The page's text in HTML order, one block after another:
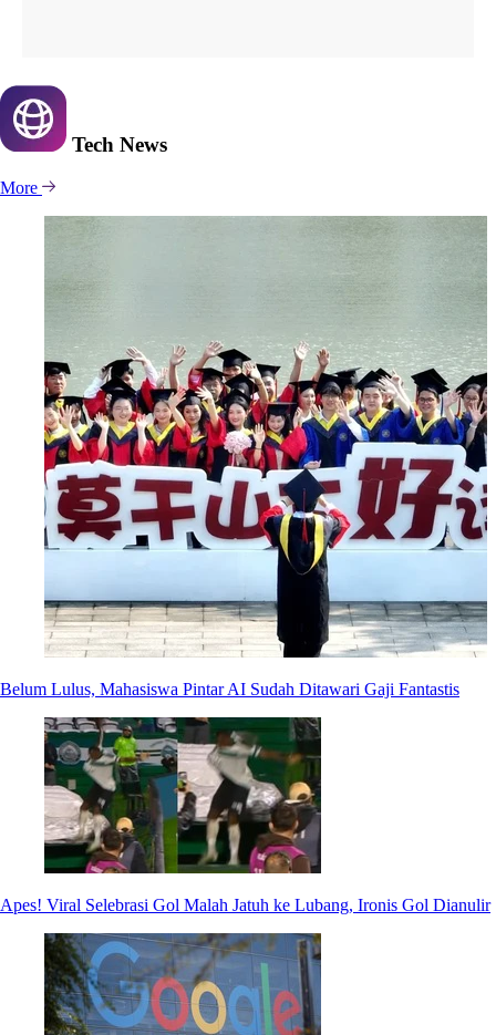
Tech News
More
Belum Lulus, Mahasiswa Pintar AI Sudah Ditawari Gaji Fantastis
Apes! Viral Selebrasi Gol Malah Jatuh ke Lubang, Ironis Gol Dianulir